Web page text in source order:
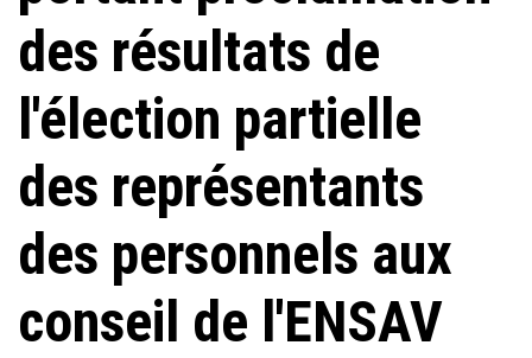
des résultats de
l'élection partielle
des représentants
des personnels aux
conseil de l'ENSAV